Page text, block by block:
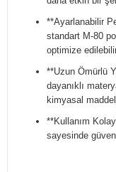
**Ayarlanabilir
standart M-80
optimize
**Uzun Ömürlü
dayanıklı
kimyasal
**Kullanım
sayesinde